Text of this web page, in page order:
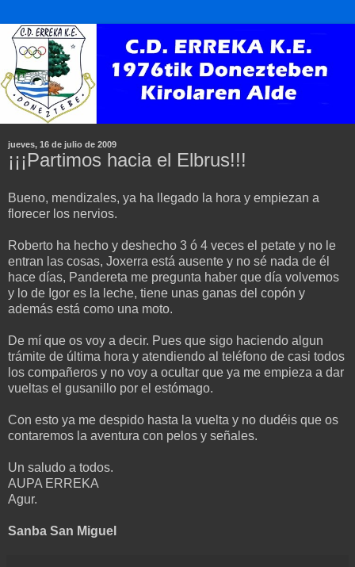
jueves, 16 de julio de 2009
¡¡¡Partimos hacia el Elbrus!!!
Bueno, mendizales, ya ha llegado la hora y empiezan a
florecer los nervios.
Roberto ha hecho y deshecho 3 ó 4 veces el petate y no le
entran las cosas, Joxerra está ausente y no sé nada de él
hace días, Pandereta me pregunta haber que día volvemos
y lo de Igor es la leche, tiene unas ganas del copón y
además está como una moto.
De mí que os voy a decir. Pues que sigo haciendo algun
trámite de última hora y atendiendo al teléfono de casi todos
los compañeros y no voy a ocultar que ya me empieza a dar
vueltas el gusanillo por el estómago.
Con esto ya me despido hasta la vuelta y no dudéis que os
contaremos la aventura con pelos y señales.
Un saludo a todos.
AUPA ERREKA
Agur.
Sanba San Miguel